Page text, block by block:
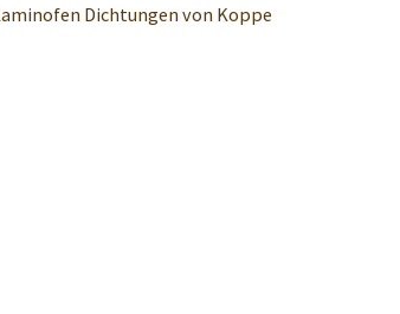
Dichtungen von Koppe